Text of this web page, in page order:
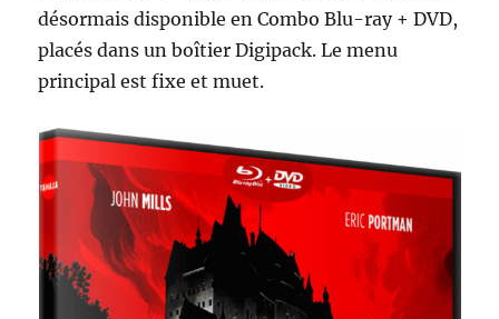
désormais disponible en Combo Blu-ray + DVD,
placés dans un boîtier Digipack. Le menu
principal est fixe et muet.